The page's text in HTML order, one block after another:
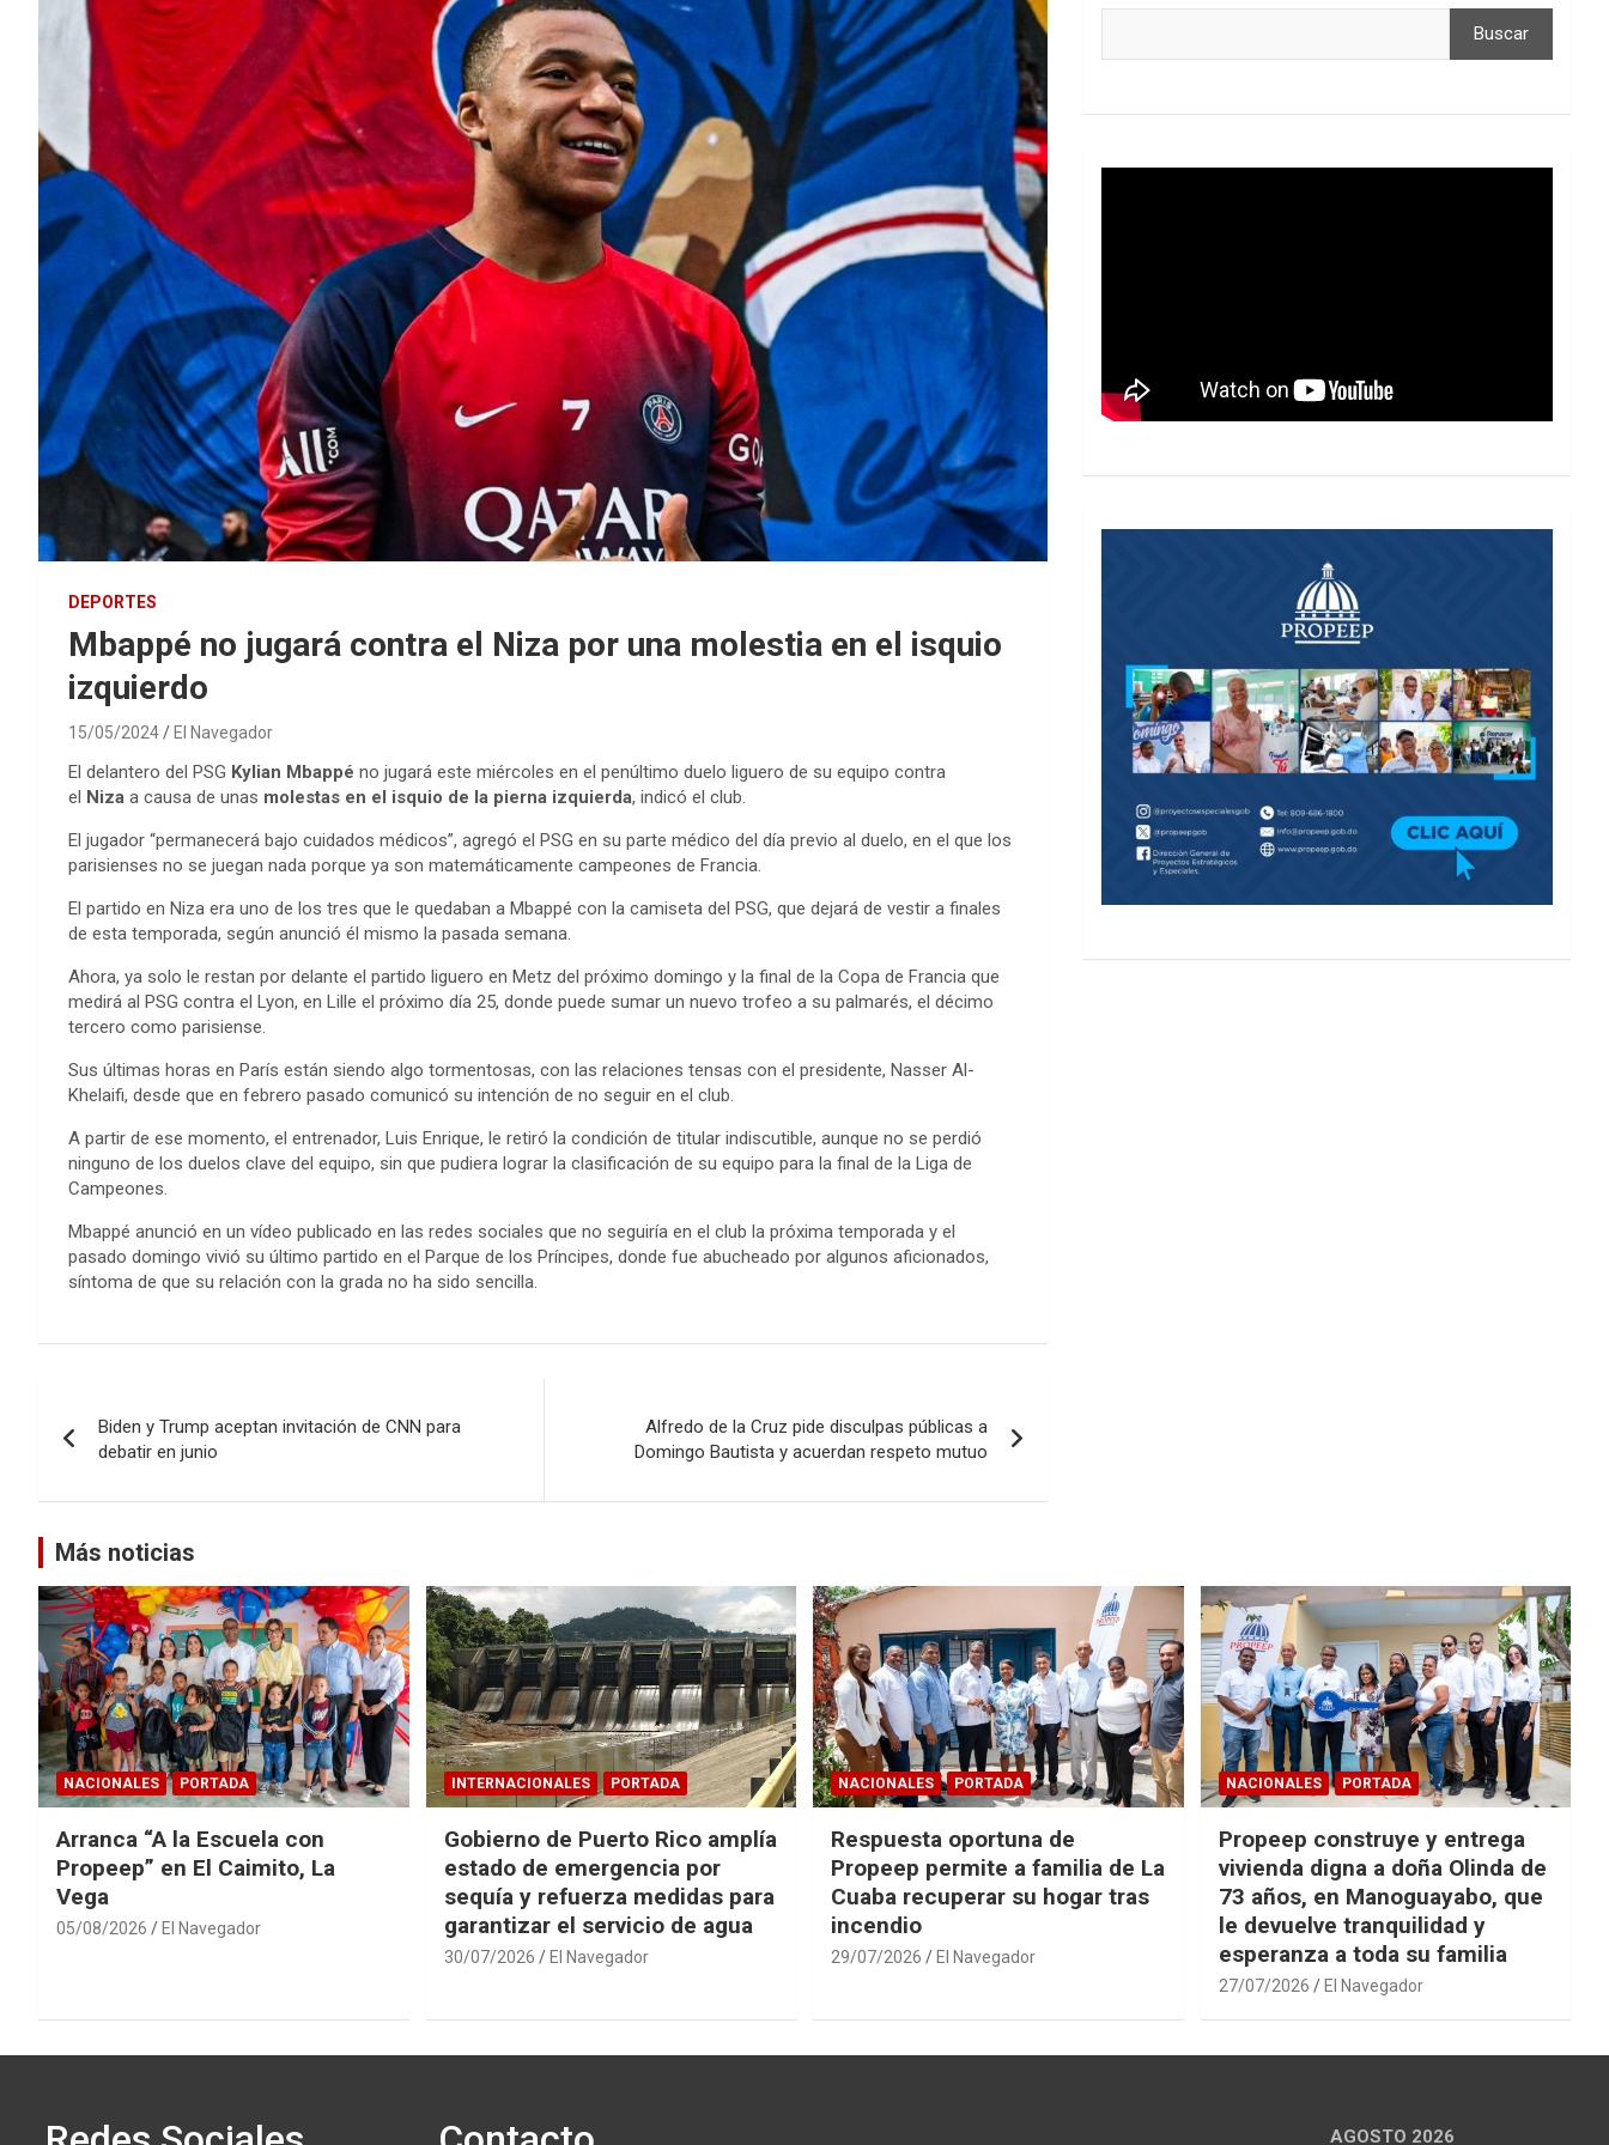
DEPORTES
Mbappé no jugará contra el Niza por una molestia en el isquio
izquierdo
15/05/2024 El Navegador
El delantero del PSG Kylian Mbappé no jugará este miércoles en el penúltimo duelo liguero de su equipo contra
el Niza a causa de unas molestas en el isquio de la pierna izquierda, indicó el club.
El jugador “permanecerá bajo cuidados médicos”, agregó el PSG en su parte médico del día previo al duelo, en el que los
parisienses no se juegan nada porque ya son matemáticamente campeones de Francia.
El partido en Niza era uno de los tres que le quedaban a Mbappé con la camiseta del PSG, que dejará de vestir a finales
de esta temporada, según anunció él mismo la pasada semana.
Ahora, ya solo le restan por delante el partido liguero en Metz del próximo domingo y la final de la Copa de Francia que
medirá al PSG contra el Lyon, en Lille el próximo día 25, donde puede sumar un nuevo trofeo a su palmarés, el décimo
tercero como parisiense.
Sus últimas horas en París están siendo algo tormentosas, con las relaciones tensas con el presidente, Nasser Al-
Khelaifi, desde que en febrero pasado comunicó su intención de no seguir en el club.
A partir de ese momento, el entrenador, Luis Enrique, le retiró la condición de titular indiscutible, aunque no se perdió
ninguno de los duelos clave del equipo, sin que pudiera lograr la clasificación de su equipo para la final de la Liga de
Campeones.
Mbappé anunció en un vídeo publicado en las redes sociales que no seguiría en el club la próxima temporada y el
pasado domingo vivió su último partido en el Parque de los Príncipes, donde fue abucheado por algunos aficionados,
síntoma de que su relación con la grada no ha sido sencilla.
de
entradas
Biden y Trump aceptan invitación de CNN para
debatir en junio
Alfredo de la Cruz pide disculpas públicas a
Domingo Bautista y acuerdan respeto mutuo
Buscar
Más noticias
NACIONALES PORTADA
Arranca “A la Escuela con
Propeep” en El Caimito, La
Vega
05/08/2026 El Navegador
INTERNACIONALES PORTADA
Gobierno de Puerto Rico amplía
estado de emergencia por
sequía y refuerza medidas para
garantizar el servicio de agua
30/07/2026 El Navegador
NACIONALES PORTADA
Respuesta oportuna de
Propeep permite a familia de La
Cuaba recuperar su hogar tras
incendio
29/07/2026 El Navegador
NACIONALES PORTADA
Propeep construye y entrega
vivienda digna a doña Olinda de
73 años, en Manoguayabo, que
le devuelve tranquilidad y
esperanza a toda su familia
27/07/2026 El Navegador
AGOSTO 2026